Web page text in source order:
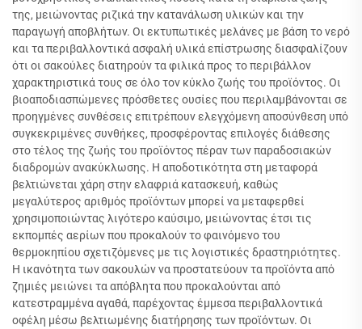
της, μειώνοντας ριζικά την κατανάλωση υλικών και την
παραγωγή αποβλήτων. Οι εκτυπωτικές μελάνες με βάση το νερό
και τα περιβαλλοντικά ασφαλή υλικά επίστρωσης διασφαλίζουν
ότι οι σακούλες διατηρούν τα φιλικά προς το περιβάλλον
χαρακτηριστικά τους σε όλο τον κύκλο ζωής του προϊόντος. Οι
βιοαποδιασπώμενες πρόσθετες ουσίες που περιλαμβάνονται σε
προηγμένες συνθέσεις επιτρέπουν ελεγχόμενη αποσύνθεση υπό
συγκεκριμένες συνθήκες, προσφέροντας επιλογές διάθεσης
στο τέλος της ζωής του προϊόντος πέραν των παραδοσιακών
διαδρομών ανακύκλωσης. Η αποδοτικότητα στη μεταφορά
βελτιώνεται χάρη στην ελαφριά κατασκευή, καθώς
μεγαλύτερος αριθμός προϊόντων μπορεί να μεταφερθεί
χρησιμοποιώντας λιγότερο καύσιμο, μειώνοντας έτσι τις
εκπομπές αερίων που προκαλούν το φαινόμενο του
θερμοκηπίου σχετιζόμενες με τις λογιστικές δραστηριότητες.
Η ικανότητα των σακουλών να προστατεύουν τα προϊόντα από
ζημιές μειώνει τα απόβλητα που προκαλούνται από
κατεστραμμένα αγαθά, παρέχοντας έμμεσα περιβαλλοντικά
οφέλη μέσω βελτιωμένης διατήρησης των προϊόντων. Οι